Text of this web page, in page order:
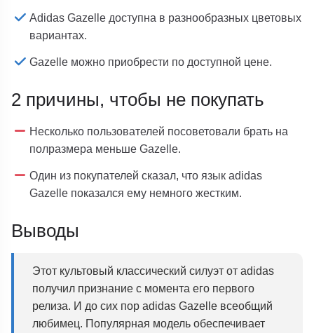
Adidas Gazelle доступна в разнообразных цветовых
вариантах.
Gazelle можно приобрести по доступной цене.
2 причины, чтобы не покупать
Несколько пользователей посоветовали брать на
полразмера меньше Gazelle.
Один из покупателей сказал, что язык adidas
Gazelle показался ему немного жестким.
Выводы
Этот культовый классический силуэт от adidas
получил признание с момента его первого
релиза. И до сих пор adidas Gazelle всеобщий
любимец. Популярная модель обеспечивает